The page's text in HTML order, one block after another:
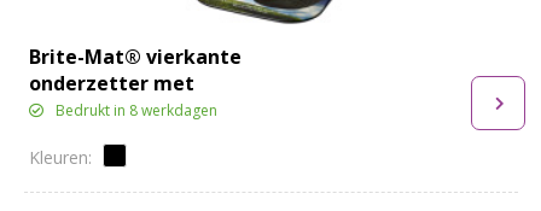
Brite-Mat® vierkante
onderzetter met
bandmateriaal
Bedrukt in 8 werkdagen